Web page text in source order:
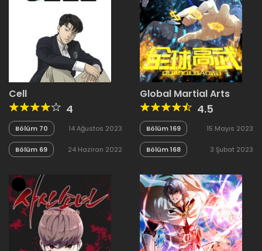
Cell
4
Bölüm 70 14 Ağustos 2023
Bölüm 69 24 Haziran 2022
Global Martial Arts
4.5
Bölüm 169 15 Mayıs 2023
Bölüm 168 3 Şubat 2023